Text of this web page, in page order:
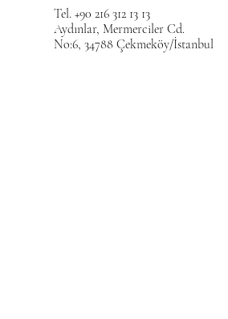
Tel. +90 216 312 13 13
Aydınlar, Mermerciler Cd.
No:6, 34788 Çekmeköy/İstanbul